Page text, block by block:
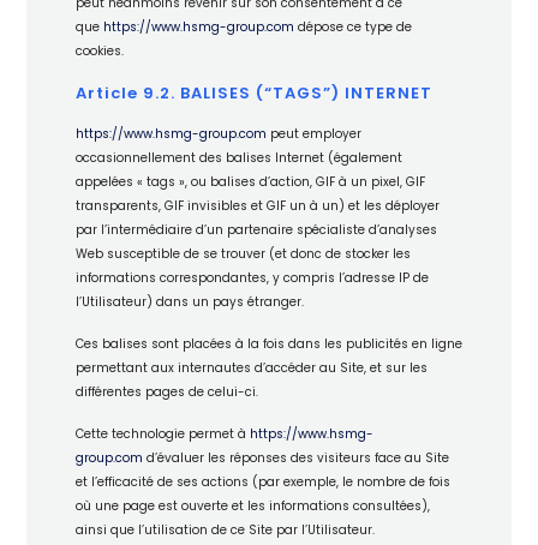
que https://www.hsmg-group.com dépose ce type de
cookies.
Article 9.2. BALISES (“TAGS”) INTERNET
https://www.hsmg-group.com peut employer
occasionnellement des balises Internet (également
appelées « tags », ou balises d’action, GIF à un pixel, GIF
transparents, GIF invisibles et GIF un à un) et les déployer
par l’intermédiaire d’un partenaire spécialiste d’analyses
Web susceptible de se trouver (et donc de stocker les
informations correspondantes, y compris l’adresse IP de
l’Utilisateur) dans un pays étranger.
Ces balises sont placées à la fois dans les publicités en ligne
permettant aux internautes d’accéder au Site, et sur les
différentes pages de celui-ci.
Cette technologie permet à https://www.hsmg-
group.com d’évaluer les réponses des visiteurs face au Site
et l’efficacité de ses actions (par exemple, le nombre de fois
où une page est ouverte et les informations consultées),
ainsi que l’utilisation de ce Site par l’Utilisateur.